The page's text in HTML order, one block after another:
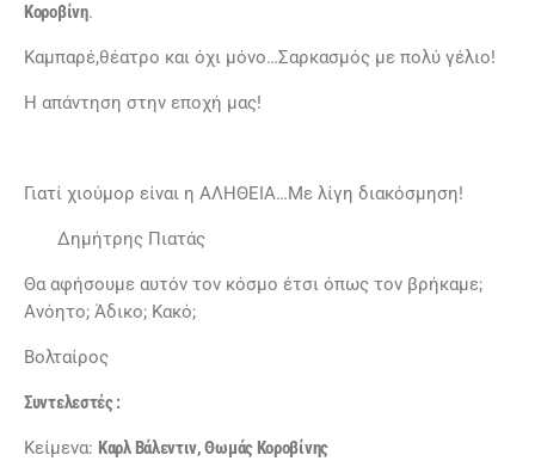
Κοροβίνη.
Καμπαρέ,θέατρο και όχι μόνο…Σαρκασμός με πολύ γέλιο!
Η απάντηση στην εποχή μας!
Γιατί χιούμορ είναι η ΑΛΗΘΕΙΑ…Με λίγη διακόσμηση!
Δημήτρης Πιατάς
Θα αφήσουμε αυτόν τον κόσμο έτσι όπως τον βρήκαμε;
Ανόητο; Άδικο; Κακό;
Βολταίρος
Συντελεστές :
Κείμενα: Καρλ Βάλεντιν, Θωμάς Κοροβίνης